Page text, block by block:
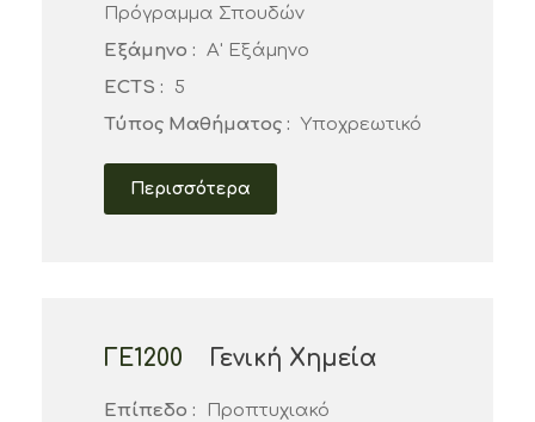
Πρόγραμμα Σπουδών
Εξάμηνο : Α' Εξάμηνο
ECTS :
5
Τύπος Μαθήματος : Υποχρεωτικό
Περισσότερα
ΓΕ1200 Γενική Χημεία
Επίπεδο :
Προπτυχιακό